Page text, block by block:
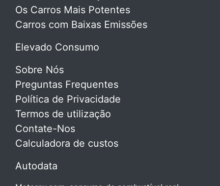
Os Carros Mais Potentes
Carros com Baixas Emissões
Elevado Consumo
Sobre Nós
Preguntas Frequentes
Política de Privacidade
Termos de utilização
Contate-Nos
Calculadora de custos
Autodata